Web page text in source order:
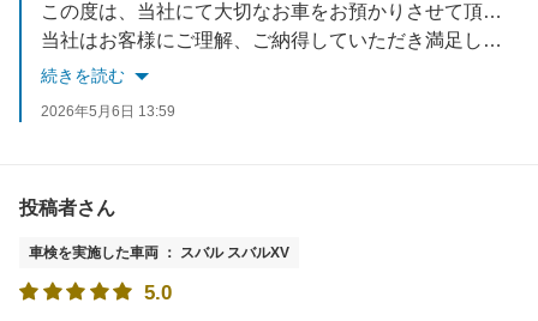
この度は、当社にて大切なお車をお預かりさせて頂き誠に有難うございました。
当社はお客様にご理解、ご納得していただき満足していただける接客・サービスを心がけております。
些細な事でも気になる事があればいつでもご相談ください。
続きを読む
2026年5月6日 13:59
投稿者さん
車検を実施した車両 ： スバル スバルXV
5.0